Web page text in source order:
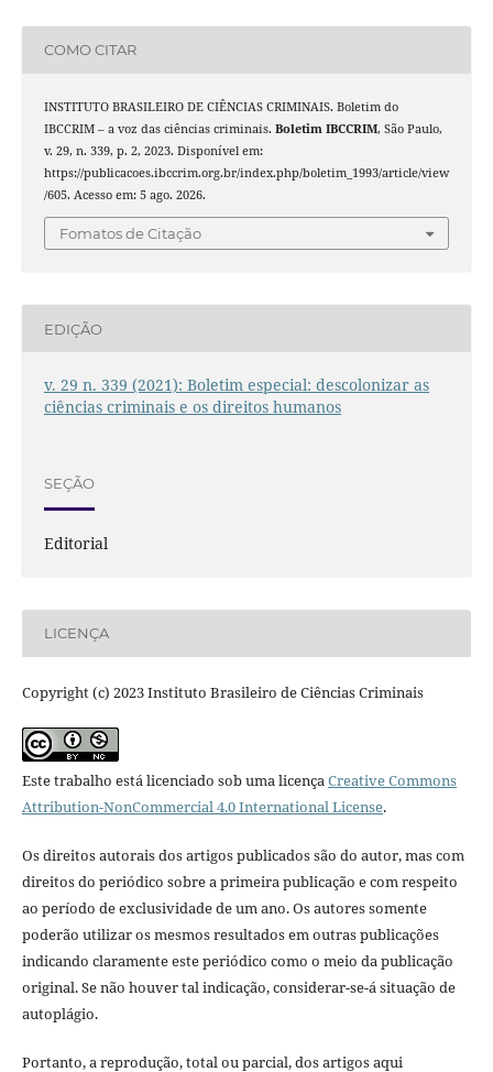
COMO CITAR
INSTITUTO BRASILEIRO DE CIÊNCIAS CRIMINAIS. Boletim do
IBCCRIM – a voz das ciências criminais. Boletim IBCCRIM, São Paulo,
v. 29, n. 339, p. 2, 2023. Disponível em:
https://publicacoes.ibccrim.org.br/index.php/boletim_1993/article/view
/605. Acesso em: 5 ago. 2026.
Fomatos de Citação
EDIÇÃO
v. 29 n. 339 (2021): Boletim especial: descolonizar as
ciências criminais e os direitos humanos
SEÇÃO
Editorial
LICENÇA
Copyright (c) 2023 Instituto Brasileiro de Ciências Criminais
Este trabalho está licenciado sob uma licençaCreative Commons
Attribution-NonCommercial 4.0 International License.
Os direitos autorais dos artigos publicados são do autor, mas com
direitos do periódico sobre a primeira publicação e com respeito
ao período de exclusividade de um ano. Os autores somente
poderão utilizar os mesmos resultados em outras publicações
indicando claramente este periódico como o meio da publicação
original. Se não houver tal indicação, considerar-se-á situação de
autoplágio.
Portanto, a reprodução, total ou parcial, dos artigos aqui